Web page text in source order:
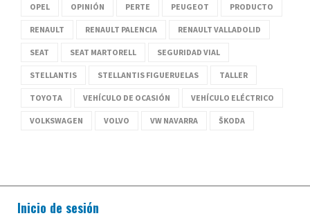
OPEL OPINIÓN PERTE PEUGEOT PRODUCTO
RENAULT RENAULT PALENCIA RENAULT VALLADOLID
SEAT SEAT MARTORELL SEGURIDAD VIAL
STELLANTIS STELLANTIS FIGUERUELAS TALLER
TOYOTA VEHÍCULO DE OCASIÓN VEHÍCULO ELÉCTRICO
VOLKSWAGEN VOLVO VW NAVARRA ŠKODA
Inicio de sesión